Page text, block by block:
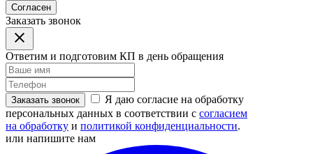
Согласен
Заказать звонок
Ответим и подготовим КП в день обращения
Заказать звонок
Я даю согласие на обработку
персональных данных в соответствии с согласием
на обработку и политикой конфиденциальности.
или напишите нам